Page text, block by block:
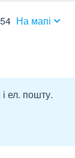
На мапі
ел. пошту.